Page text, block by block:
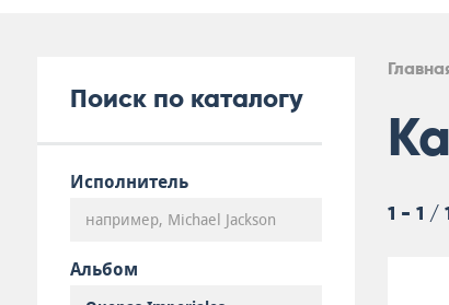
Поиск по каталогу
Исполнитель
Альбом
1 - 1 /